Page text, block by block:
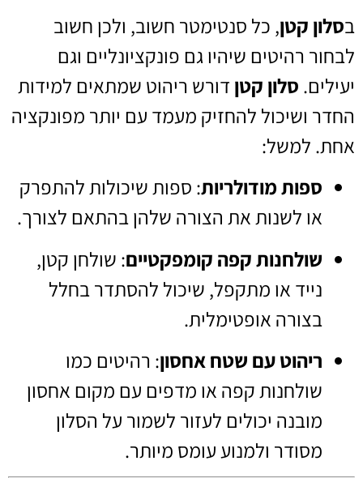
בסלון קטן, כל סנטימטר חשוב, ולכן חשוב
לבחור רהיטים שיהיו גם פונקציונליים וגם
יעילים. סלון קטן דורש ריהוט שמתאים למידות
החדר ושיכול להחזיק מעמד עם יותר מפונקציה
אחת. למשל:
ספות מודולריות: ספות שיכולות להתפרק
או לשנות את הצורה שלהן בהתאם לצורך.
שולחנות קפה קומפקטיים: שולחן קטן,
נייד או מתקפל, שיכול להסתדר בחלל
בצורה אופטימלית.
ריהוט עם שטח אחסון: רהיטים כמו
שולחנות קפה או מדפים עם מקום אחסון
מובנה יכולים לעזור לשמור על הסלון
מסודר ולמנוע עומס מיותר.